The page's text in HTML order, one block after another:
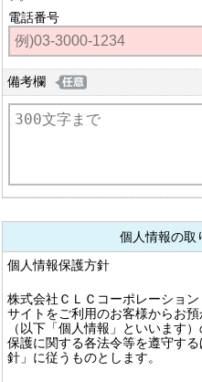
電話番号
備考欄
個人情報の取
個人情報保護方針
株式会社ＣＬＣコーポレーショ
サイトをご利用のお客様からお
（以下「個人情報」といいます
保護に関する各法令等を遵守す
針」に従うものとします。